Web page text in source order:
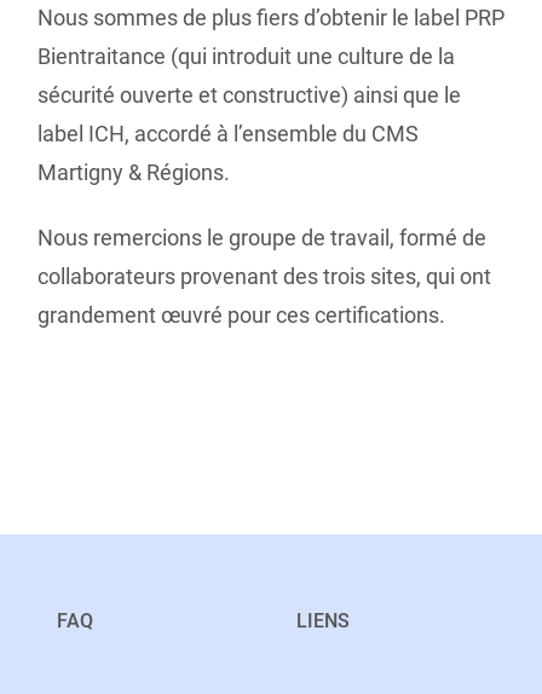
Nous sommes de plus fiers d’obtenir le label PRP
Bientraitance (qui introduit une culture de la
sécurité ouverte et constructive) ainsi que le
label ICH, accordé à l’ensemble du CMS
Martigny & Régions.
Nous remercions le groupe de travail, formé de
collaborateurs provenant des trois sites, qui ont
grandement œuvré pour ces certifications.
FAQ LIENS